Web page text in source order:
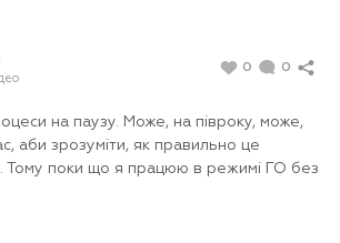
0 0
на паузу. Може, на півроку, може,
аби зрозуміти, як правильно це
Тому поки що я працюю в режимі ГО без